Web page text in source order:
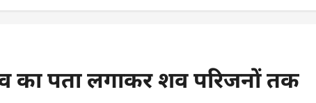
का पता लगाकर शव परिजनों तक